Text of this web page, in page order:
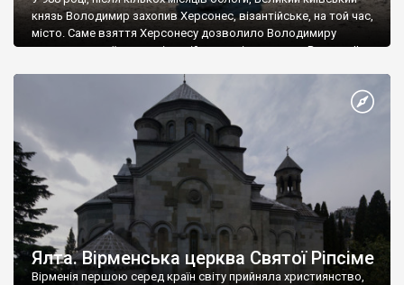
князь Володимир захопив Херсонес, візантійське, на той час,
місто. Саме взяття Херсонесу дозволило Володимиру
диктувати свої умови візантійському імператору Василю ІІ, та
Херсонесі Володимир-язичник, став Василем-християнином.
А потім було Хрещення Русі. На честь Херсонесу Таврійського
Ялта. Вірменська церква Святої Ріпсіме
Вірменія першою серед країн світу прийняла християнство,